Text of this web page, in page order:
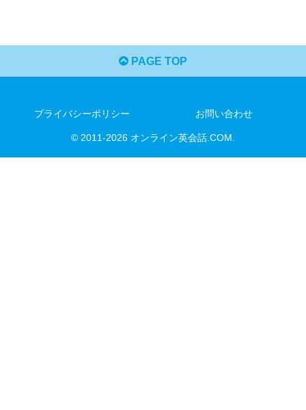
PAGE TOP
プライバシーポリシー お問い合わせ
© 2011-2026 オンライン英会話.COM.